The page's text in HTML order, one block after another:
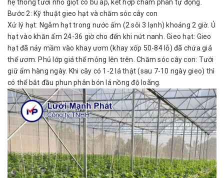
hệ thống tưới nhỏ giọt có bù áp, kết hợp châm phân tự động.
Bước 2: Kỹ thuật gieo hạt và chăm sóc cây con
Xử lý hạt: Ngâm hạt trong nước ấm (2 sôi 3 lạnh) khoảng 2 giờ. Ủ
hạt vào khăn ẩm 24-36 giờ cho đến khi nứt nanh. Gieo hạt: Gieo
hạt đã nảy mầm vào khay ươm (khay xốp 50-84 lỗ) đã chứa giá
thể ươm. Phủ lớp giá thể mỏng lên trên. Chăm sóc cây con: Tưới
giữ ẩm hàng ngày. Khi cây có 1-2 lá thật (sau 7-10 ngày gieo) thì
có thể bắt đầu phun phân bón lá nồng độ loãng.